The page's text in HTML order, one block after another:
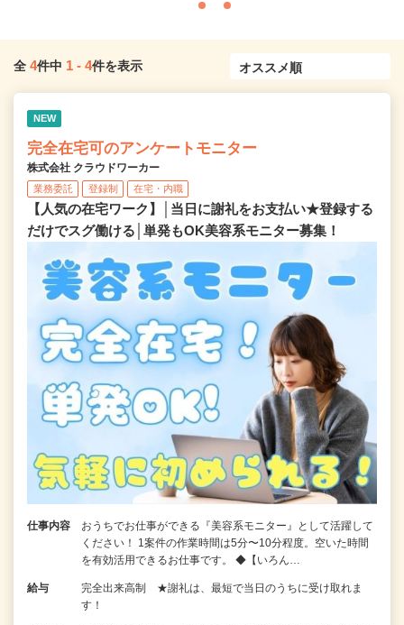
全 4件中 1 - 4件を表示
NEW
完全在宅可のアンケートモニター
株式会社 クラウドワーカー
業務委託 登録制 在宅・内職
【人気の在宅ワーク】│当日に謝礼をお支払い★登録する
だけでスグ働ける│単発もOK美容系モニター募集！
仕事内容
おうちでお仕事ができる『美容系モニター』として活躍して
ください！ 1案件の作業時間は5分〜10分程度。空いた時間
を有効活用できるお仕事です。 ◆【いろん…
給与
完全出来高制 ★謝礼は、最短で当日のうちに受け取れま
す！